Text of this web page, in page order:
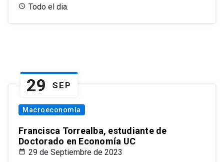
Todo el dia.
29 SEP
Macroeconomía
Francisca Torrealba, estudiante de
Doctorado en Economía UC
29 de Septiembre de 2023